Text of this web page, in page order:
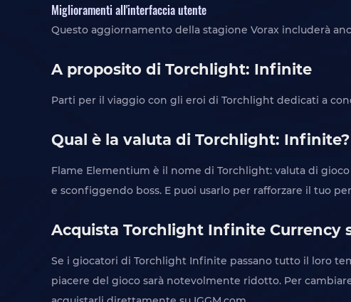
Miglioramenti all'interfaccia utente
Questo aggiornamento della stagione Vorax includerà
A proposito di Torchlight: Infinite
Parti per il viaggio con gli eroi di Torchlight dedicati a
Qual è la valuta di Torchlight: Infinite?
Flame Elementium è il nome di Torchlight: valuta di
e sconfiggendo boss. E puoi usarlo per rafforzare il tuo
Acquista Torchlight Infinite Currency
Se i giocatori di Torchlight Infinite passano tutto il loro
piacere del gioco sarà notevolmente ridotto. Per